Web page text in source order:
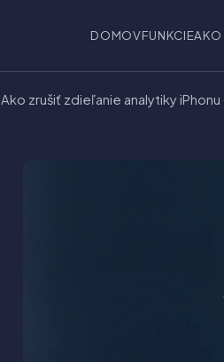
DOMOVFUNKCIEAKO
Ako zrušiť zdieľanie analytiky iPhonu